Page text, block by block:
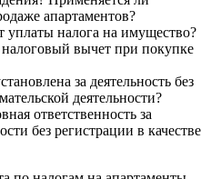
апартаментов?
налога на имущество?
вычет при покупке
за деятельность без
деятельности?
ответственность за
без регистрации в качестве